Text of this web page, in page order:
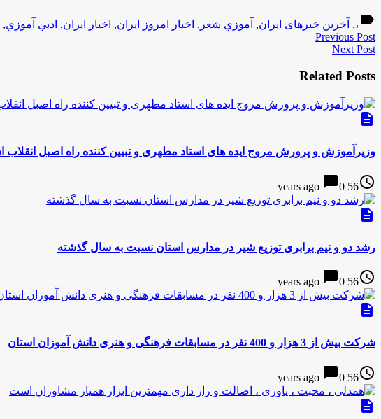
label ،, آخرین خبرهای ایران, آموزي شعر , اخبار امروز ایران, اخبار ایران, ادبي آموزي,
Previous Post
Next Post
Related Posts
description
وزیرآموزش و پرورش مروج ایده های استاد مطهری و تبیین کننده راه اصبل
access_time
56 years ago
chat_bubble0
description
رشد دو و نیم برابری توزیع شیر در مدارس استان نسبت به سال گذشته
access_time
56 years ago
chat_bubble0
description
شرکت بیش از 3 هزار و 400 نفر در مسابقات فرهنگی و هنری دانش آموزان استان
access_time
56 years ago
chat_bubble0
description